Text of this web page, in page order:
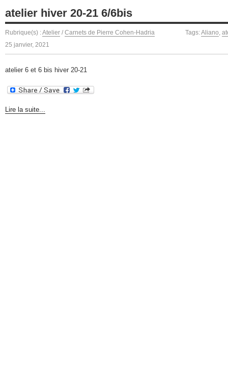
atelier hiver 20-21 6/6bis
Rubrique(s) :Atelier / Carnets de Pierre Cohen-Hadria Tags:Aliano
25 janvier, 2021
atelier 6 et 6 bis hiver 20-21
Lire la suite...